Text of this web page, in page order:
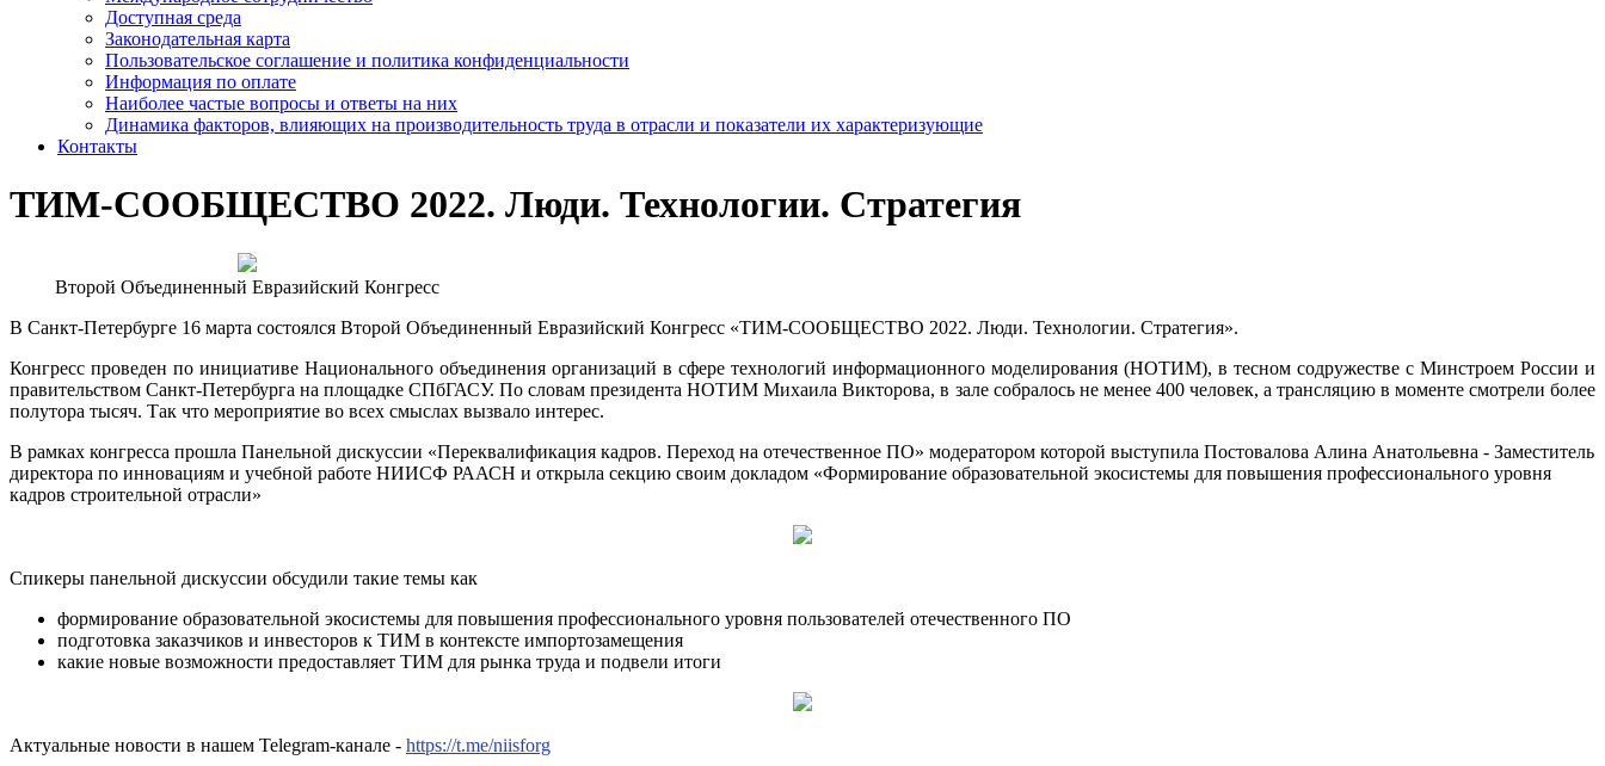
Доступная среда
Законодательная карта
Пользовательское соглашение и политика конфиденциальности
Информация по оплате
Наиболее частые вопросы и ответы на них
Динамика факторов, влияющих на производительность труда в отрасли и показатели их характеризующие
Контакты
ТИМ-СООБЩЕСТВО 2022. Люди. Технологии. Стратегия
Второй Объединенный Евразийский Конгресс
В Санкт-Петербурге 16 марта состоялся Второй Объединенный Евразийский Конгресс «ТИМ-СООБЩЕСТВО 2022. Люди. Технологии. Стратегия».
Конгресс проведен по инициативе Национального объединения организаций в сфере технологий информационного моделирования (НОТИМ), в тесном содружестве с Минстроем России и
правительством Санкт-Петербурга на площадке СПбГАСУ. По словам президента НОТИМ Михаила Викторова, в зале собралось не менее 400 человек, а трансляцию в моменте смотрели более
полутора тысяч. Так что мероприятие во всех смыслах вызвало интерес.
В рамках конгресса прошла Панельной дискуссии «Переквалификация кадров. Переход на отечественное ПО» модератором которой выступила Постовалова Алина Анатольевна - Заместитель
директора по инновациям и учебной работе НИИСФ РААСН и открыла секцию своим докладом «Формирование образовательной экосистемы для повышения профессионального уровня
кадров строительной отрасли»
Спикеры панельной дискуссии обсудили такие темы как
формирование образовательной экосистемы для повышения профессионального уровня пользователей отечественного ПО
подготовка заказчиков и инвесторов к ТИМ в контексте импортозамещения
какие новые возможности предоставляет ТИМ для рынка труда и подвели итоги
Актуальные новости в нашем Telegram-канале - https://t.me/niisforg